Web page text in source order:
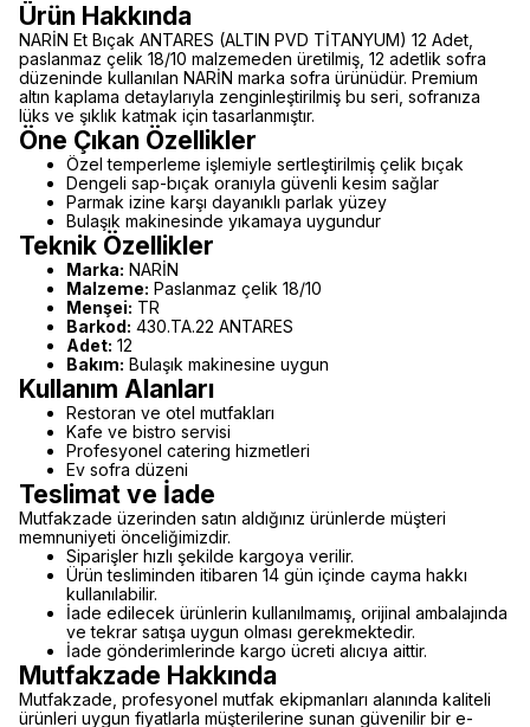
Ürün Hakkında
NARİN Et Bıçak ANTARES (ALTIN PVD TİTANYUM) 12 Adet,
paslanmaz çelik 18/10 malzemeden üretilmiş, 12 adetlik sofra
düzeninde kullanılan NARİN marka sofra ürünüdür. Premium
altın kaplama detaylarıyla zenginleştirilmiş bu seri, sofranıza
lüks ve şıklık katmak için tasarlanmıştır.
Öne Çıkan Özellikler
Özel temperleme işlemiyle sertleştirilmiş çelik bıçak
Dengeli sap-bıçak oranıyla güvenli kesim sağlar
Parmak izine karşı dayanıklı parlak yüzey
Bulaşık makinesinde yıkamaya uygundur
Teknik Özellikler
Marka: NARİN
Malzeme: Paslanmaz çelik 18/10
Menşei: TR
Barkod: 430.TA.22 ANTARES
Adet: 12
Bakım: Bulaşık makinesine uygun
Kullanım Alanları
Restoran ve otel mutfakları
Kafe ve bistro servisi
Profesyonel catering hizmetleri
Ev sofra düzeni
Teslimat ve İade
Mutfakzade üzerinden satın aldığınız ürünlerde müşteri
memnuniyeti önceliğimizdir.
Siparişler hızlı şekilde kargoya verilir.
Ürün tesliminden itibaren 14 gün içinde cayma hakkı
kullanılabilir.
İade edilecek ürünlerin kullanılmamış, orijinal ambalajında
ve tekrar satışa uygun olması gerekmektedir.
İade gönderimlerinde kargo ücreti alıcıya aittir.
Mutfakzade Hakkında
Mutfakzade, profesyonel mutfak ekipmanları alanında kaliteli
ürünleri uygun fiyatlarla müşterilerine sunan güvenilir bir e-